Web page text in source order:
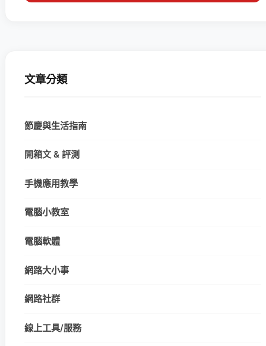
文章分類
節慶與生活指南
開箱文 & 評測
手機應用教學
電腦小教室
電腦軟體
網路大小事
網路社群
線上工具/服務